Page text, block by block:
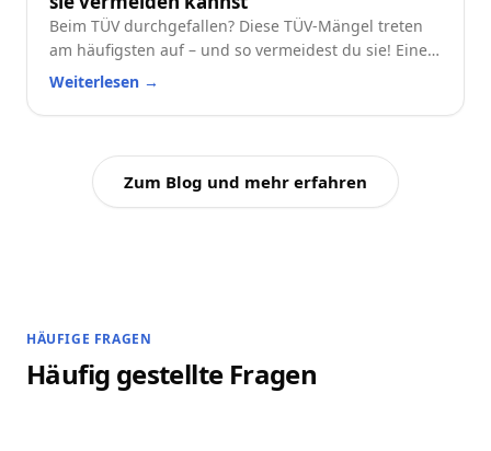
Beim TÜV durchgefallen? Diese TÜV-Mängel treten
am häufigsten auf – und so vermeidest du sie! Eine
praktische Checkliste für alle Autofahrer.
Weiterlesen →
Zum Blog und mehr erfahren
HÄUFIGE FRAGEN
Häufig gestellte Fragen